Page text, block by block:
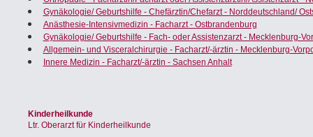
Gynäkologie/ Geburtshilfe - Chefärztin/Chefarzt - Norddeutschland/
Anästhesie-Intensivmedizin - Facharzt - Ostbrandenburg
Gynäkologie/ Geburtshilfe - Fach- oder Assistenzarzt - Mecklenburg-
Allgemein- und Visceralchirurgie - Facharzt/-ärztin - Mecklenburg-
Innere Medizin - Facharzt/-ärztin - Sachsen Anhalt
Kinderheilkunde
Ltr. Oberarzt für Kinderheilkunde